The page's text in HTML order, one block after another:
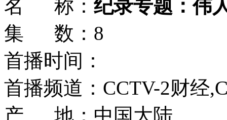
名 称： 纪录专题：伟
集 数：8
首播时间：
首播频道：CCTV-2财经
产 地：中国大陆